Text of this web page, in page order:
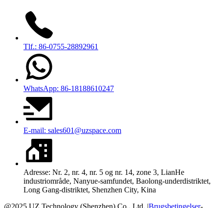
Tlf.: 86-0755-28892961
WhatsApp: 86-18188610247
E-mail: sales601@uzspace.com
Adresse: Nr. 2, nr. 4, nr. 5 og nr. 14, zone 3, LianHe
industriområde, Nanyue-samfundet, Baolong-underdistriktet,
Long Gang-distriktet, Shenzhen City, Kina